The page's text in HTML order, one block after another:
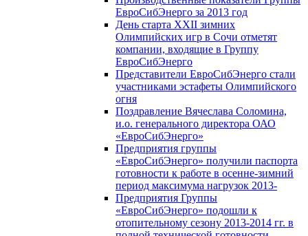
ЕвроСибЭнерго за 2013 год
День старта XXII зимних
Олимпийских игр в Сочи отметят
компании, входящие в Группу
ЕвроСибЭнерго
Представители ЕвроСибЭнерго стали
участниками эстафеты Олимпийского
огня
Поздравление Вячеслава Соломина,
и.о. генерального директора ОАО
«ЕвроСибЭнерго»
Предприятия группы
«ЕвроСибЭнерго» получили паспорта
готовности к работе в осенне-зимний
период максимума нагрузок 2013-
Предприятия Группы
«ЕвроСибЭнерго» подошли к
отопительному сезону 2013-2014 гг. в